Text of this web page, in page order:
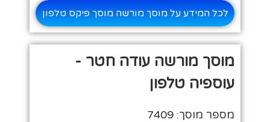
לכל המידע על מוסך מורשה מוסך פיקס טלפון
מוסך מורשה עודה חטר -
עוספיה טלפון
מספר מוסך: 7409